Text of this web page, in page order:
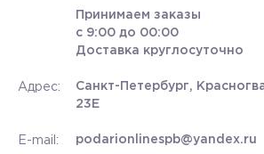
Принимаем заказы
с 9:00 до 00:00
Доставка круглосуточно
Адрес:
Санкт-Петербург,
23Е
E-mail: podarionlinespb@yandex.ru